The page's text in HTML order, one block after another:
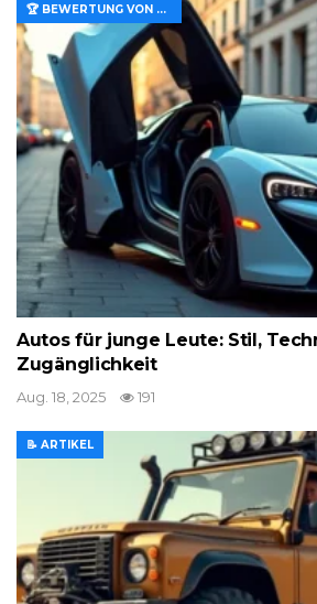
🏆 BEWERTUNG VON MERKMALEN UND WERT
Autos für junge Leute: Stil,
Zugänglichkeit
Aug. 18, 2025 191
📝 ARTIKEL